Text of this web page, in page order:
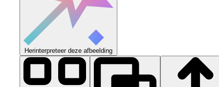
Herinterpreteer deze afbeelding